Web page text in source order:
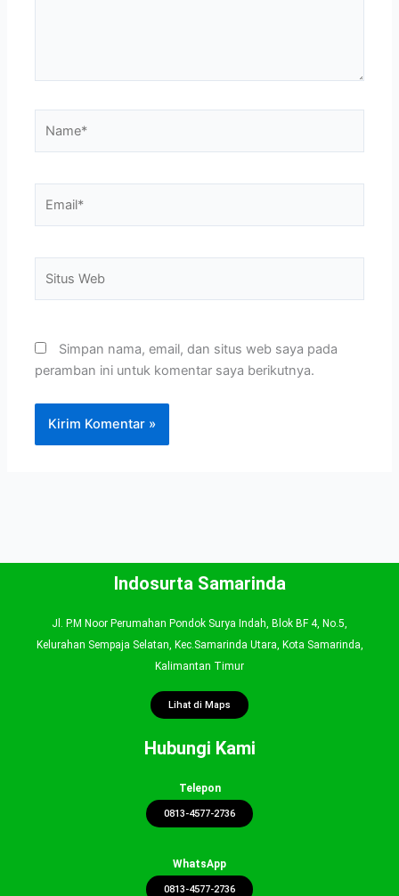
Simpan nama, email, dan situs web saya pada
peramban ini untuk komentar saya berikutnya.
Indosurta Samarinda
Jl. P.M Noor Perumahan Pondok Surya Indah, Blok BF 4, No.5,
Kelurahan Sempaja Selatan, Kec.Samarinda Utara, Kota Samarinda,
Kalimantan Timur
Lihat di Maps
Hubungi Kami
Telepon
0813-4577-2736
WhatsApp
0813-4577-2736